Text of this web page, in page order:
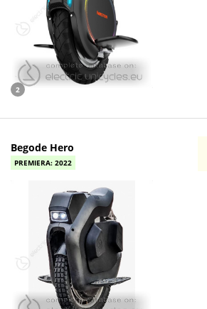
2
Begode Hero
PREMIERA: 2022